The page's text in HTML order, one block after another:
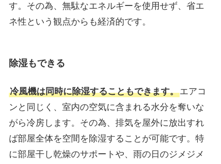
す。その為、無駄なエネルギーを使用せず、省エ
ネ性という観点からも経済的です。
除湿もできる
冷風機は同時に除湿することもできます。エアコ
ンと同じく、室内の空気に含まれる水分を奪いな
がら冷房します。その為、排気を屋外に放出すれ
ば部屋全体を空間を除湿することが可能です。特
に部屋干し乾燥のサポートや、雨の日のジメジメ